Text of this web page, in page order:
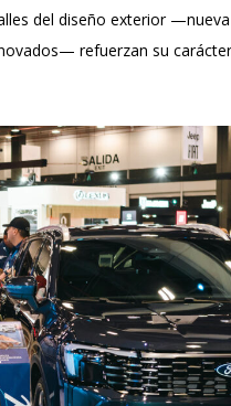
del diseño exterior
refuerzan su